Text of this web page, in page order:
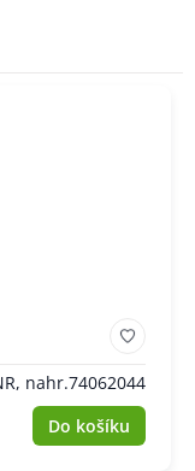
nahr.74062044
Do košíku